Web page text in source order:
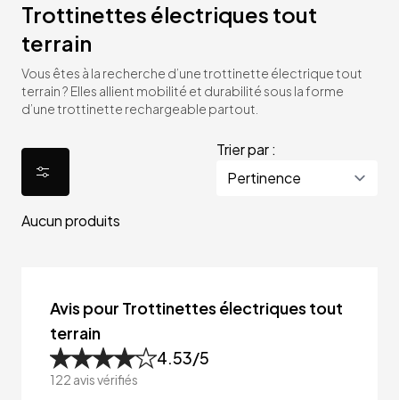
Trottinettes électriques tout
terrain
Vous êtes à la recherche d’une trottinette électrique tout
terrain ? Elles allient mobilité et durabilité sous la forme
d’une trottinette rechargeable partout.
Trier par :
Aucun produits
Avis pour Trottinettes électriques tout
terrain
4.53/5
122 avis vérifiés